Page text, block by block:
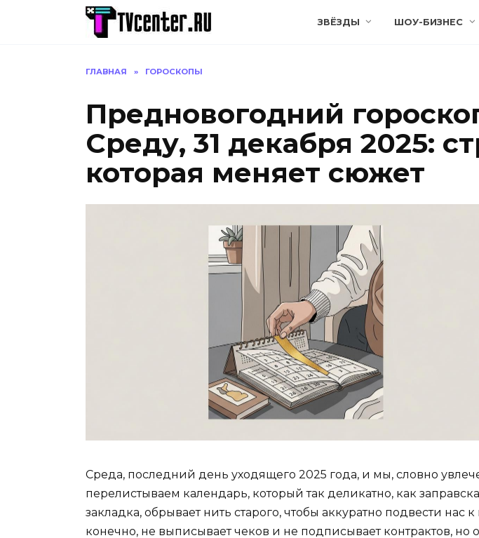
ЗВЁЗДЫ ШОУ-БИЗНЕС
ГЛАВНАЯ » ГОРОСКОПЫ
Предновогодний
Среду, 31 декабря 2025:
которая меняет сюжет
Среда, последний день уходящего 2025 года, и мы, словно
перелистываем календарь, который так деликатно, как
закладка, обрывает нить старого, чтобы аккуратно подвести нас
конечно, не выписывает чеков и не подписывает контрактов, но